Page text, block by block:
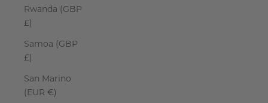
Rwanda (GBP
£)
Samoa (GBP
£)
San Marino
(EUR €)